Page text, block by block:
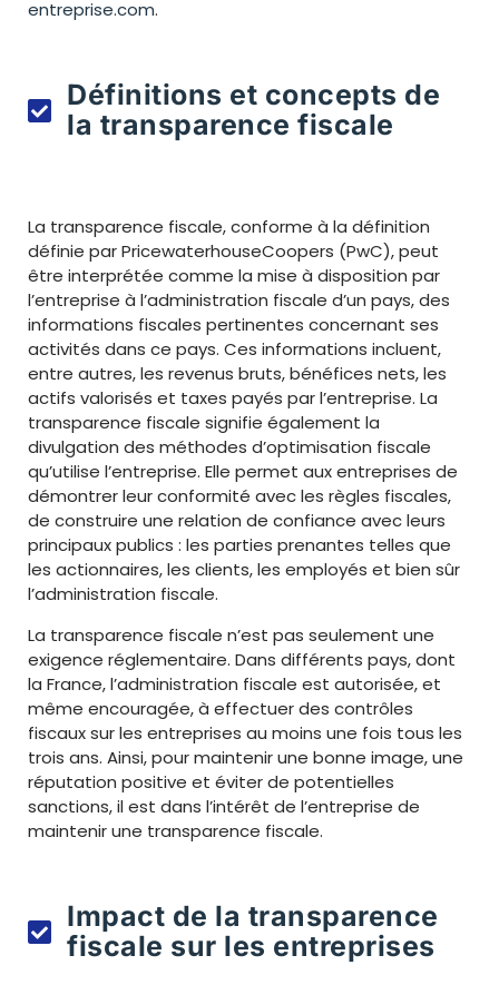
entreprise.com.
Définitions et concepts de
la transparence fiscale
La transparence fiscale, conforme à la définition
définie par PricewaterhouseCoopers (PwC), peut
être interprétée comme la mise à disposition par
l’entreprise à l’administration fiscale d’un pays, des
informations fiscales pertinentes concernant ses
activités dans ce pays. Ces informations incluent,
entre autres, les revenus bruts, bénéfices nets, les
actifs valorisés et taxes payés par l’entreprise. La
transparence fiscale signifie également la
divulgation des méthodes d’optimisation fiscale
qu’utilise l’entreprise. Elle permet aux entreprises de
démontrer leur conformité avec les règles fiscales,
de construire une relation de confiance avec leurs
principaux publics : les parties prenantes telles que
les actionnaires, les clients, les employés et bien sûr
l’administration fiscale.
La transparence fiscale n’est pas seulement une
exigence réglementaire. Dans différents pays, dont
la France, l’administration fiscale est autorisée, et
même encouragée, à effectuer des contrôles
fiscaux sur les entreprises au moins une fois tous les
trois ans. Ainsi, pour maintenir une bonne image, une
réputation positive et éviter de potentielles
sanctions, il est dans l’intérêt de l’entreprise de
maintenir une transparence fiscale.
Impact de la transparence
fiscale sur les entreprises